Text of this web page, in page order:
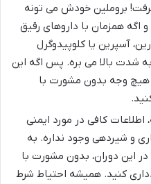
بروملین خودش می تونه
اگه همزمان با داروهای رقیق
آسپرین یا کلوپیدوگرل
شدت بالا می بره. پس اگه این
هیچ وجه بدون مشورت با
اطلاعات کافی در مورد ایمنی
و شیردهی وجود نداره. به
این دوران، بدون مشورت با
کنید. همیشه احتیاط شرط